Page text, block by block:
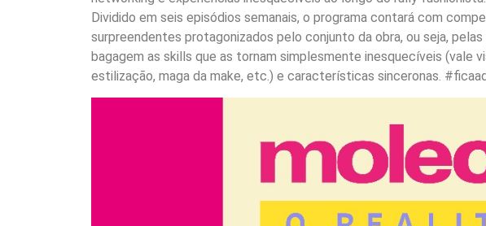
Dividido em seis episódios semanais, o programa contará com
surpreendentes protagonizados pelo conjunto da obra, ou seja,
bagagem as skills que as tornam simplesmente inesquecíveis (vale
estilização, maga da make, etc.) e características sinceronas.